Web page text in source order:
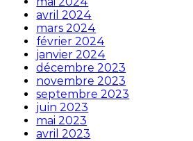
avril 2024
mars 2024
février 2024
janvier 2024
décembre 2023
novembre 2023
septembre 2023
juin 2023
mai 2023
avril 2023